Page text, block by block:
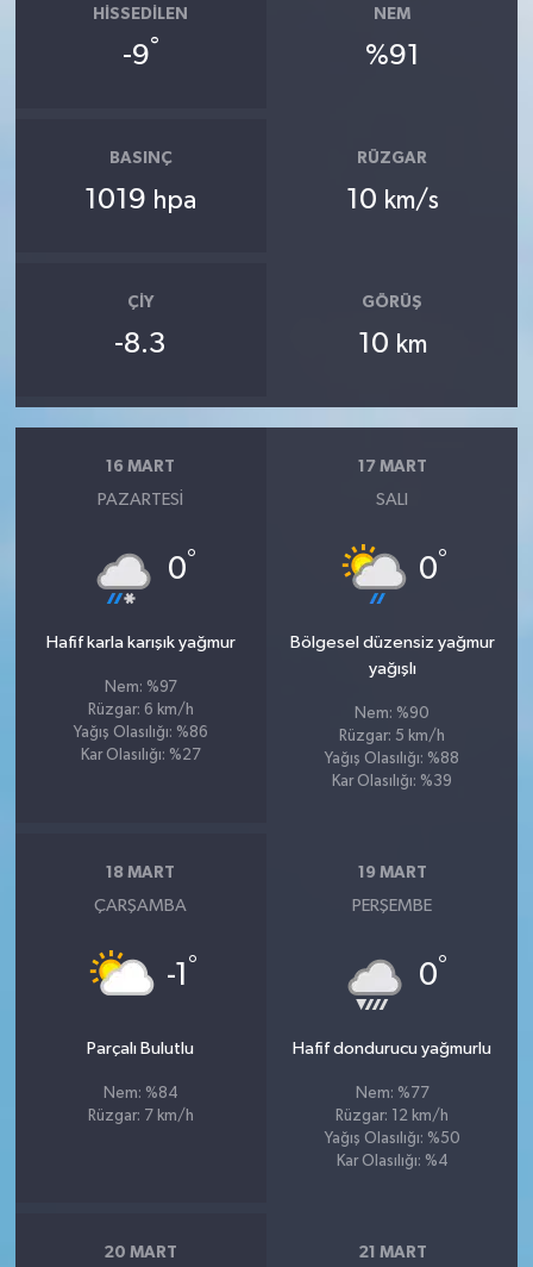
HISSEDILEN
-9°
NEM
%91
BASINÇ
1019 hpa
RÜZGAR
10 km/s
ÇIY
-8.3
GÖRÜŞ
10 km
16 MART
PAZARTESI
0°
Hafif karla karışık yağmur
Nem: %97
Rüzgar: 6 km/h
Yağış Olasılığı: %86
Kar Olasılığı: %27
17 MART
SALI
0°
Bölgesel düzensiz yağmur
yağışlı
Nem: %90
Rüzgar: 5 km/h
Yağış Olasılığı: %88
Kar Olasılığı: %39
18 MART
ÇARŞAMBA
-1 °
Parçalı Bulutlu
Nem: %84
Rüzgar: 7 km/h
19 MART
PERŞEMBE
0°
Hafif dondurucu yağmurlu
Nem: %77
Rüzgar: 12 km/h
Yağış Olasılığı: %50
Kar Olasılığı: %4
20 MART 21 MART